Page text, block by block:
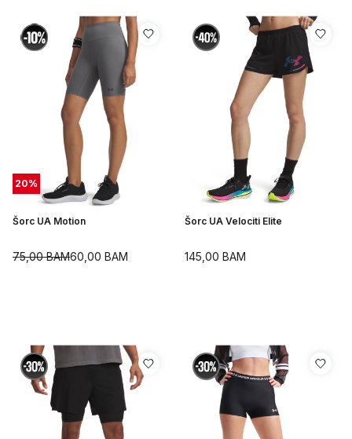
20%
Šorc UA Motion
60,00 BAM
75,00BAM
Šorc UA Velociti Elite
145,00 BAM